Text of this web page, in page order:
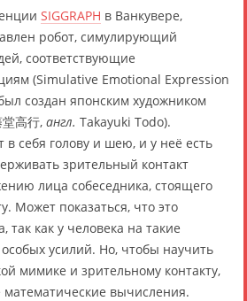
SIGGRAPH в Ванкувере,
робот, симулирующий
соответствующие
(Simulative Emotional Expression
создан японским художником
高行, англ. Takayuki Todo).
в себя голову и шею, и у неё есть
зрительный контакт
лица собеседника, стоящего
Может показаться, что это
так как у человека на такие
усилий. Но, чтобы научить
мимике и зрительному контакту,
вычисления.